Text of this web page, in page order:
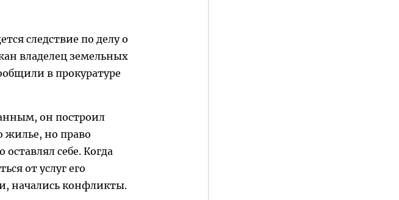
следствие по делу о
владелец земельных
в прокуратуре
он построил
жилье, но право
себе. Когда
от услуг его
начались конфликты.